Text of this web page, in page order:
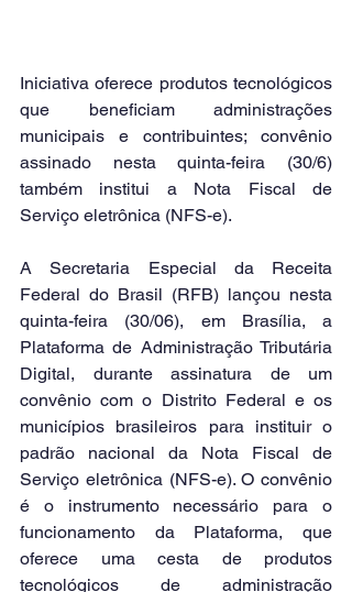
Iniciativa oferece produtos tecnológicos
que beneficiam administrações
municipais e contribuintes; convênio
assinado nesta quinta-feira (30/6)
também institui a Nota Fiscal de
Serviço eletrônica (NFS-e).
A Secretaria Especial da Receita
Federal do Brasil (RFB) lançou nesta
quinta-feira (30/06), em Brasília, a
Plataforma de Administração Tributária
Digital, durante assinatura de um
convênio com o Distrito Federal e os
municípios brasileiros para instituir o
padrão nacional da Nota Fiscal de
Serviço eletrônica (NFS-e). O convênio
é o instrumento necessário para o
funcionamento da Plataforma, que
oferece uma cesta de produtos
tecnológicos de administração